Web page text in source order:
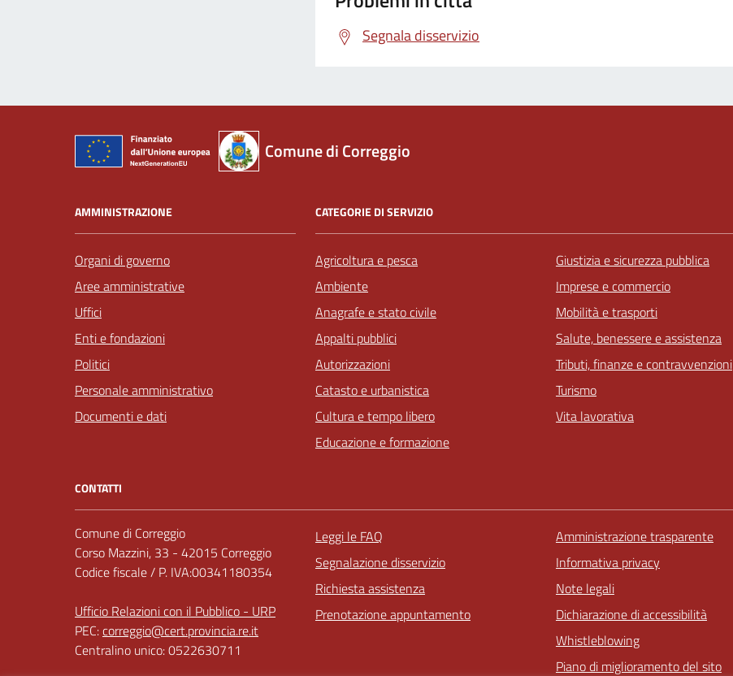
Segnala disservizio
Comune di Correggio
AMMINISTRAZIONE
Organi di governo
Aree amministrative
Uffici
Enti e fondazioni
Politici
Personale amministrativo
Documenti e dati
CATEGORIE DI SERVIZIO
Agricoltura e pesca
Ambiente
Anagrafe e stato civile
Appalti pubblici
Autorizzazioni
Catasto e urbanistica
Cultura e tempo libero
Educazione e formazione
Giustizia e sicurezza pubblica
Imprese e commercio
Mobilità e trasporti
Salute, benessere e assistenza
Tributi, finanze e contravvenzioni
Turismo
Vita lavorativa
CONTATTI
Comune di Correggio
Corso Mazzini, 33 - 42015 Correggio
Codice fiscale / P. IVA:00341180354
Ufficio Relazioni con il Pubblico - URP
PEC:correggio@cert.provincia.re.it
Centralino unico: 0522630711
Leggi le FAQ
Segnalazione disservizio
Richiesta assistenza
Prenotazione appuntamento
Amministrazione trasparente
Informativa privacy
Note legali
Dichiarazione di accessibilità
Whistleblowing
Piano di miglioramento del sito